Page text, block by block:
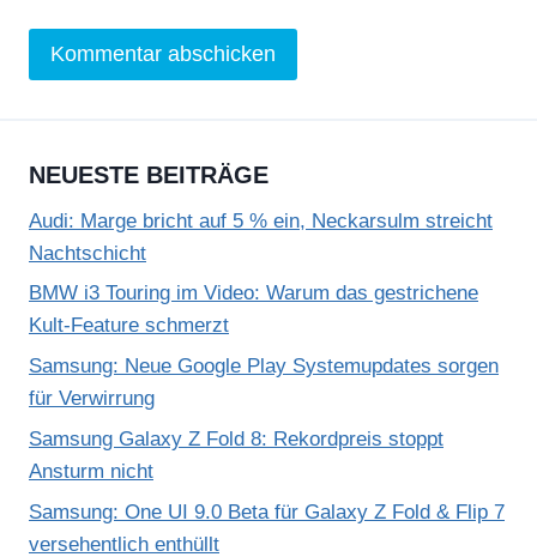
NEUESTE BEITRÄGE
Audi: Marge bricht auf 5 % ein, Neckarsulm streicht
Nachtschicht
BMW i3 Touring im Video: Warum das gestrichene
Kult-Feature schmerzt
Samsung: Neue Google Play Systemupdates sorgen
für Verwirrung
Samsung Galaxy Z Fold 8: Rekordpreis stoppt
Ansturm nicht
Samsung: One UI 9.0 Beta für Galaxy Z Fold & Flip 7
versehentlich enthüllt